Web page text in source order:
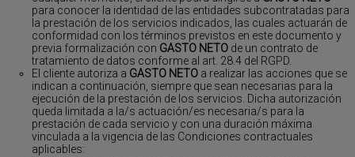
para conocer la identidad de las entidades subcontratadas para
la prestación de los servicios indicados, las cuales actuarán de
conformidad con los términos previstos en este documento y
previa formalización con GASTO NETO de un contrato de
tratamiento de datos conforme al art. 28.4 del RGPD.
El cliente autoriza a GASTO NETO a realizar las acciones que se
indican a continuación, siempre que sean necesarias para la
ejecución de la prestación de los servicios. Dicha autorización
queda limitada a la/s actuación/es necesaria/s para la
prestación de cada servicio y con una duración máxima
vinculada a la vigencia de las Condiciones contractuales
aplicables: